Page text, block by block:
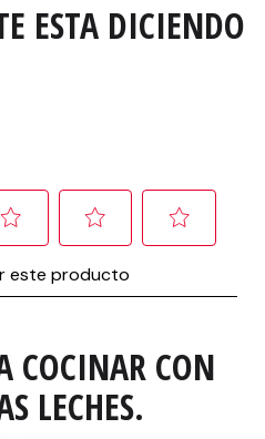
ESTA DICIENDO
COCINAR CON
LECHES.